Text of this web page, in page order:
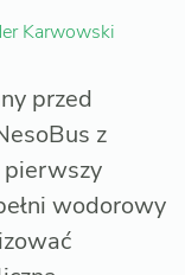
Karwowski
przed
z
wodorowy